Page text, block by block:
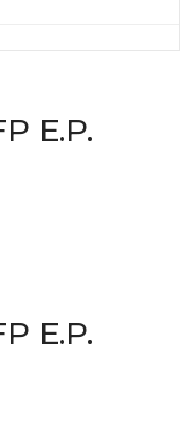
E.P.
E.P.